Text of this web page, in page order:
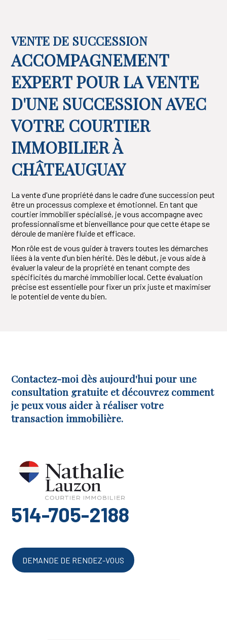
VENTE DE SUCCESSION
ACCOMPAGNEMENT
EXPERT POUR LA VENTE
D'UNE SUCCESSION AVEC
VOTRE COURTIER
IMMOBILIER À
CHÂTEAUGUAY
La vente d'une propriété dans le cadre d’une succession peut
être un processus complexe et émotionnel. En tant que
courtier immobilier spécialisé, je vous accompagne avec
professionnalisme et bienveillance pour que cette étape se
déroule de manière fluide et efficace.
Mon rôle est de vous guider à travers toutes les démarches
liées à la vente d’un bien hérité. Dès le début, je vous aide à
évaluer la valeur de la propriété en tenant compte des
spécificités du marché immobilier local. Cette évaluation
précise est essentielle pour fixer un prix juste et maximiser
le potentiel de vente du bien.
Contactez-moi dès aujourd'hui pour une
consultation gratuite et découvrez comment
je peux vous aider à réaliser votre
transaction immobilière.
514-705-2188
DEMANDE DE RENDEZ-VOUS